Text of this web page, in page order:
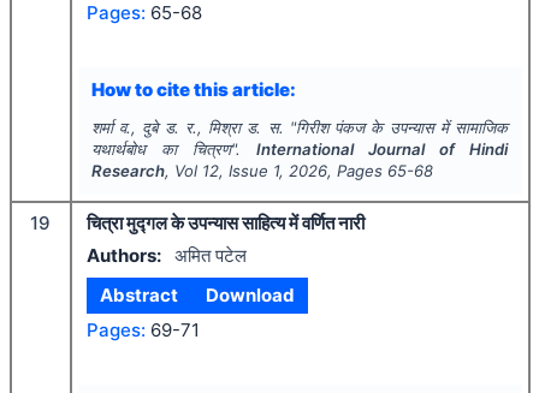
Pages: 65-68
How to cite this article:
शर्मा व., दुबे ड. र., मिश्रा ड. स. "गिरीश पंकज के उपन्यास में सामाजिक
यथार्थबोध का चित्रण". International Journal of Hindi
Research, Vol 12, Issue 1, 2026, Pages 65-68
19
चित्रा मुद्गल के उपन्यास साहित्य में वर्णित नारी
Authors: अमित पटेल
Abstract
Download
Pages: 69-71